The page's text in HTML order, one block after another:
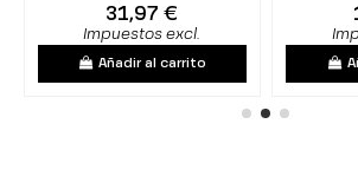
31,97 €
Impuestos excl.
Añadir al carrito